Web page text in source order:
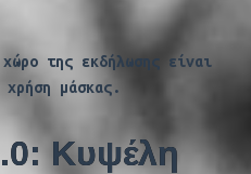
της εκδήλωσης είναι
χρήση μάσκας.
Κυψέλη